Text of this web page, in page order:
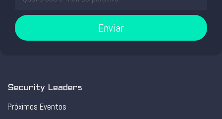
Enviar
Security Leaders
Próximos Eventos